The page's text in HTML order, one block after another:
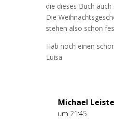
die dieses Buch
Die
stehen also schon
Hab noch einen
Luisa
Michael
um 21:45